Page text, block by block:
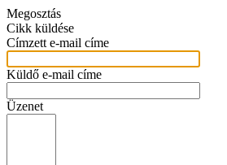
Megosztás
Cikk küldése
Címzett e-mail címe
Küldő e-mail címe
Üzenet